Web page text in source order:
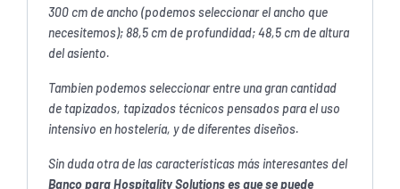
300 cm de ancho (podemos seleccionar el ancho que
necesitemos); 88,5 cm de profundidad; 48,5 cm de altura
del asiento.
Tambien podemos seleccionar entre una gran cantidad
de tapizados, tapizados técnicos pensados para el uso
intensivo en hostelería, y de diferentes diseños.
Sin duda otra de las características más interesantes del
Banco para Hospitality Solutions es que se puede